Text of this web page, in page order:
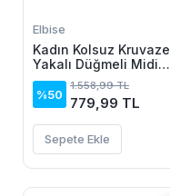
Elbise
Kadın Kolsuz Kruvaze
Yakalı Düğmeli Midi
Keten Elbise
%50
1.558,99 TL
779,99 TL
Sepete Ekle